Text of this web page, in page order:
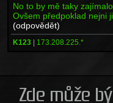
No to by mě taky
Ovšem předpoklad nejni
(odpovědět)
K123 | 173.208.225.*